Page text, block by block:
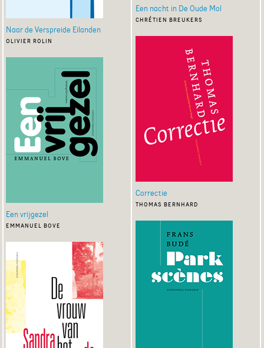
Naar de Verspreide Eilanden
olivier rolin
Een vrijgezel
emmanuel bove
Een nacht in De Oude Mol
chrétien breukers
Correctie
thomas bernhard